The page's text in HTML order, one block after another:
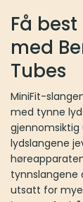
Få
med
Tubes
MiniFit-
med tynne
lydslangene
tynnslangene
utsatt for